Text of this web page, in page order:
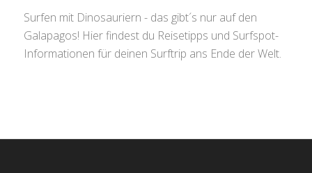
Surfen mit Dinosauriern - das gibt´s nur auf den
Galapagos! Hier findest du Reisetipps und Surfspot-
Informationen für deinen Surftrip ans Ende der Welt.